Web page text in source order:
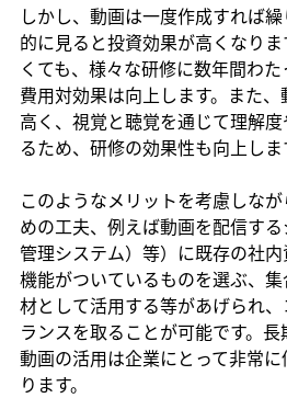
しかし、動画は一度作成すれば
的に見ると投資効果が高くなり
くても、様々な研修に数年間わた
費用対効果は向上します。また
高く、視覚と聴覚を通じて理解
るため、研修の効果性も向上しま
このようなメリットを考慮しな
めの工夫、例えば動画を配信す
管理システム）等）に既存の社
機能がついているものを選ぶ、
材として活用する等があげられ
ランスを取ることが可能です。長
動画の活用は企業にとって非常
ります。